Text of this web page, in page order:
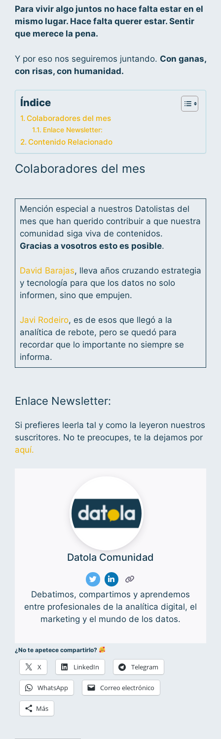
Para vivir algo juntos no hace falta estar en el
mismo lugar. Hace falta querer estar. Sentir
que merece la pena.
Y por eso nos seguiremos juntando. Con ganas,
con risas, con humanidad.
Índice
Colaboradores del mes
Enlace Newsletter:
Contenido Relacionado
Colaboradores del mes
Mención especial a nuestros Datolistas del
mes que han querido contribuir a que nuestra
comunidad siga viva de contenidos.
Gracias a vosotros esto es posible.
David Barajas, lleva años cruzando estrategia
y tecnología para que los datos no solo
informen, sino que empujen.
Javi Rodeiro, es de esos que llegó a la
analítica de rebote, pero se quedó para
recordar que lo importante no siempre se
informa.
Enlace Newsletter:
Si prefieres leerla tal y como la leyeron nuestros
suscritores. No te preocupes, te la dejamos por
aquí.
Datola Comunidad
Debatimos, compartimos y aprendemos
entre profesionales de la analítica digital, el
marketing y el mundo de los datos.
¿No te apetece compartirlo?
X LinkedIn Telegram
WhatsApp Correo electrónico
Más